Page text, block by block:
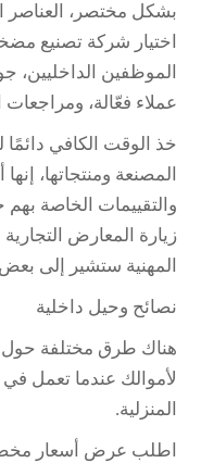
بشكل مختصر، العناصر
اختيار شركة تصنيع
الموظفين الداخليين،
عملاء فعّالة، ومراجعات
خذ الوقت الكافي
المصنعة ومنتجاتها،
والتقييمات الخاصة
زيارة المعارض
المهنية ستشير إلى
نصائح وحيل داخلية
هناك طرق مختلفة
لأموالك عندما تعمل
المنزلية.
اطلب عرض أسعار